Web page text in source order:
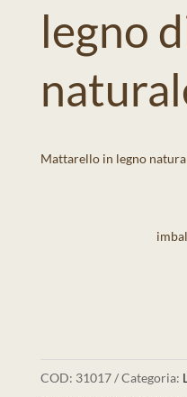
legno
Mattarello in legno
COD: 31017 Categoria: